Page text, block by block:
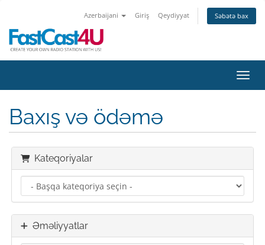
Azerbaijani Giriş Qeydiyyat Səbətə bax
Baxış və ödəmə
Kateqoriyalar
Əməliyyatlar